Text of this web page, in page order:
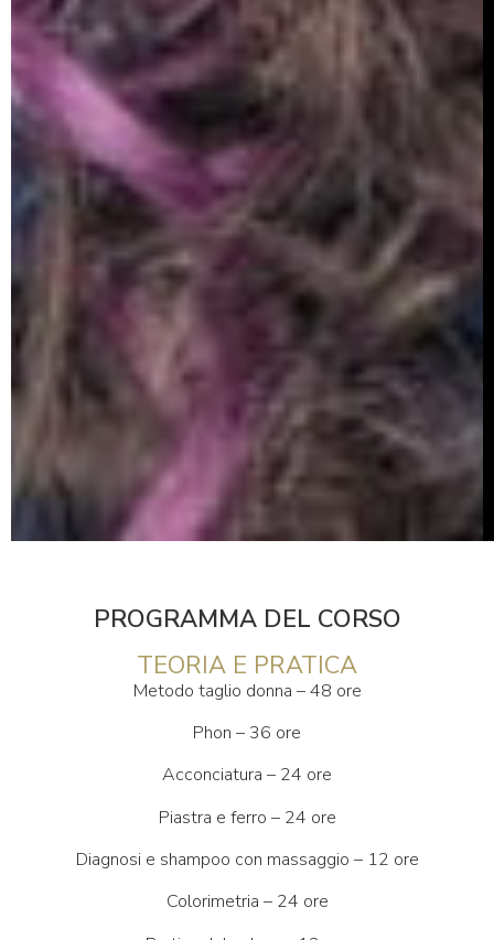
PROGRAMMA DEL CORSO
TEORIA E PRATICA
Metodo taglio donna – 48 ore
Phon – 36 ore
Acconciatura – 24 ore
Piastra e ferro – 24 ore
Diagnosi e shampoo con massaggio – 12 ore
Colorimetria – 24 ore